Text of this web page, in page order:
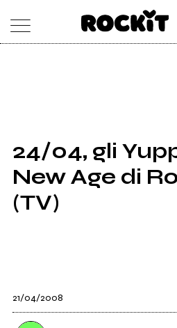
SHOP
RADIO
24/04, gli
New Age di
(TV)
21/04/2008